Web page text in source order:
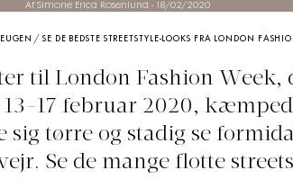
Af Simone Erica Rosenlund - 18/02/2020
/ SE DE BEDSTE STREETSTYLE-LOOKS FRA LONDON
til London Fashion Week,
17 februar 2020,
sig tørre og stadig se
Se de mange flotte